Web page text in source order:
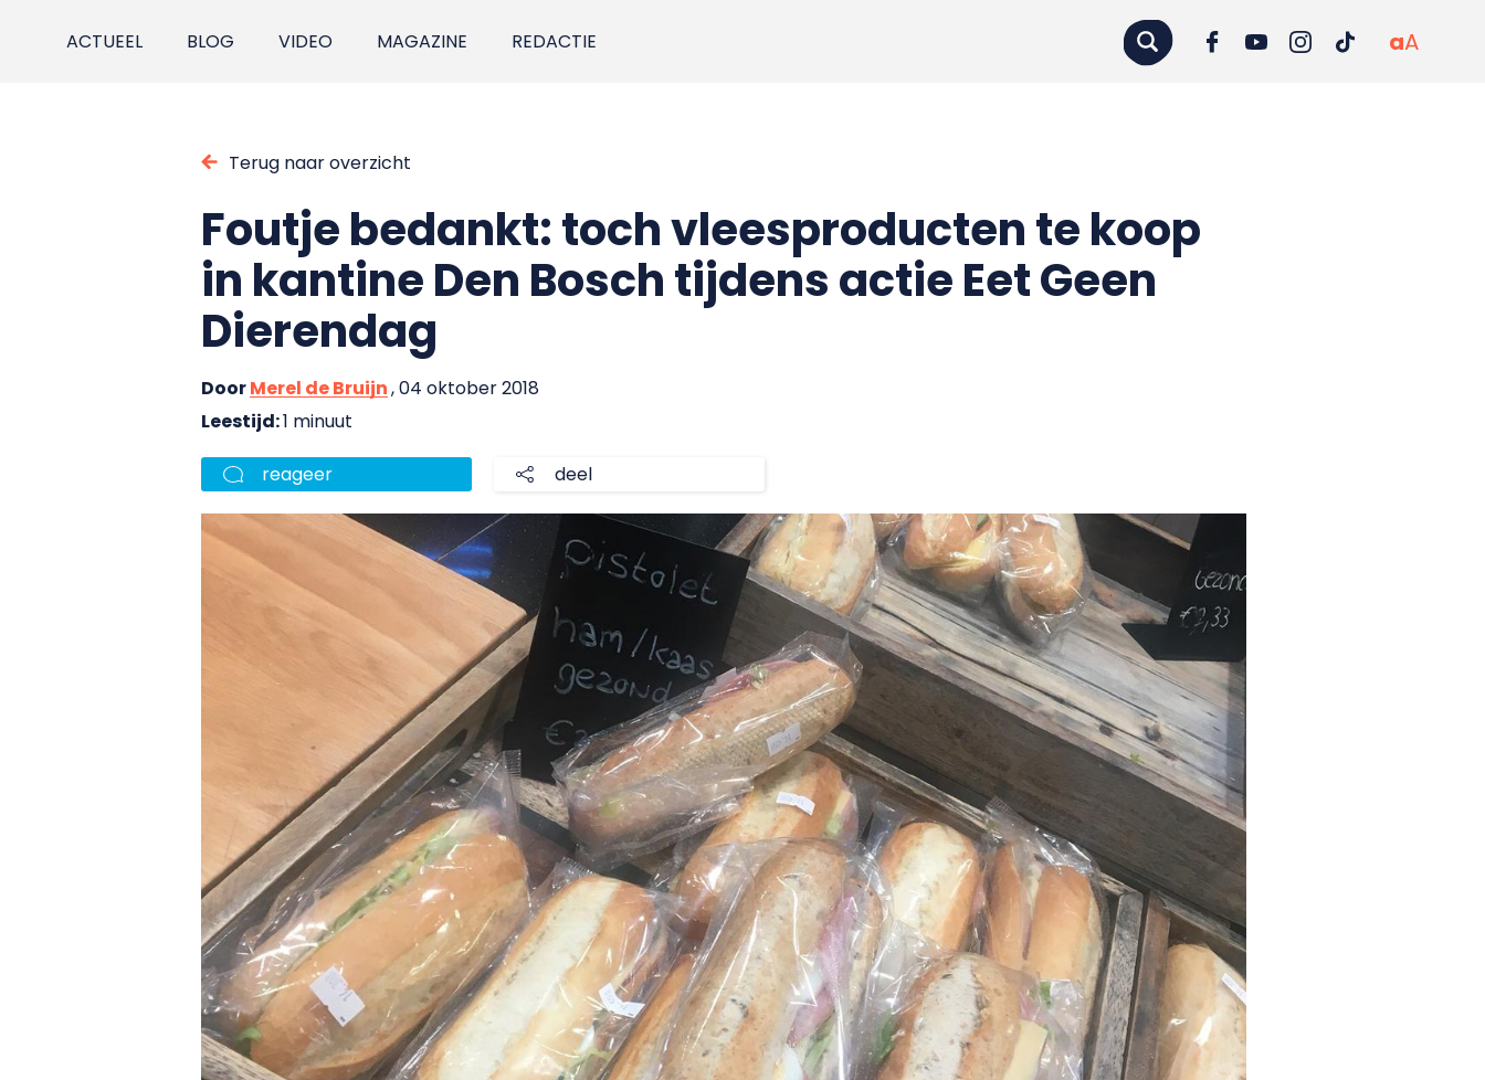
ACTUEEL BLOG VIDEO MAGAZINE REDACTIE aA
Terug naar overzicht
Foutje bedankt: toch vleesproducten te koop
in kantine Den Bosch tijdens actie Eet Geen
Dierendag
DoorMerel de Bruijn, 04 oktober 2018
Leestijd:1 minuut
reageer deel